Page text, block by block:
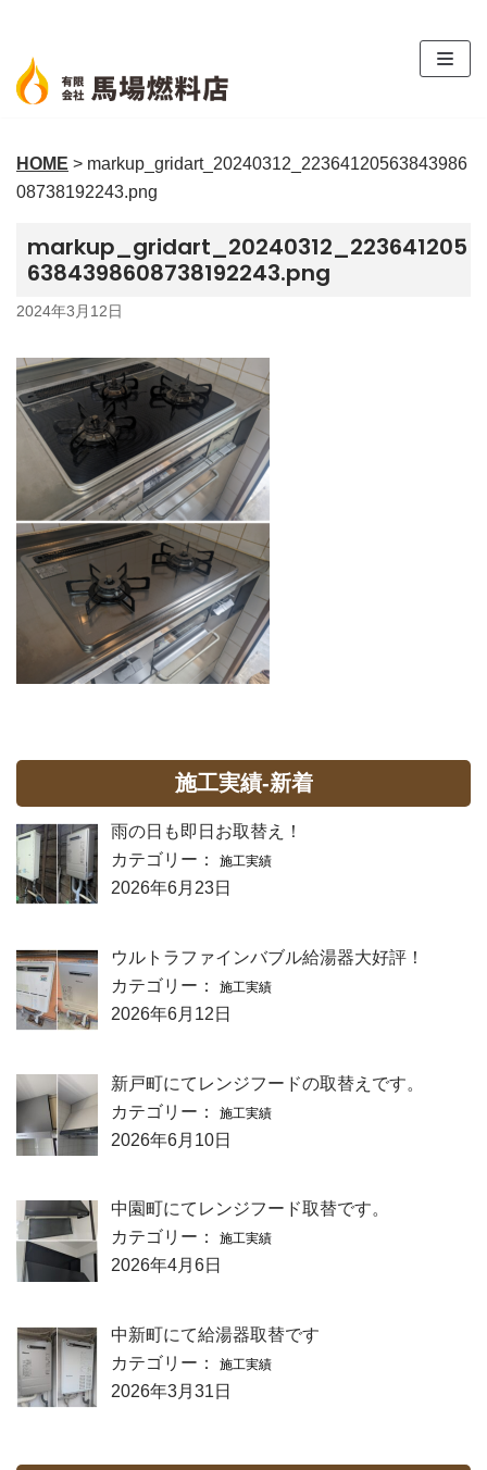
ン
テ
ン
へ
ス
ッ
プ
HOME > markup_gridart_20240312_22364120563843986
08738192243.png
markup_gridart_20240312_223641205
6384398608738192243.png
2024年3月12日
施工実績-新着
雨の日も即日お取替え！
カテゴリー：
施工実績
2026年6月23日
ウルトラファインバブル給湯器大好評！
カテゴリー：
施工実績
2026年6月12日
新戸町にてレンジフードの取替えです。
カテゴリー：
施工実績
2026年6月10日
中園町にてレンジフード取替です。
カテゴリー：
施工実績
2026年4月6日
中新町にて給湯器取替です
カテゴリー：
施工実績
2026年3月31日